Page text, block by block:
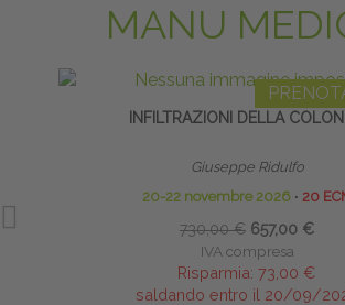
MANU
INFILTRAZIONI DELLA
Giuseppe Ridulfo
20-22 novembre 2026∙ 20
730,00 € 657,00 €
IVA compresa
Risparmia: 73,00 €
saldando entro il 20/09/